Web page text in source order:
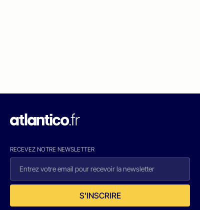
RECEVEZ NOTRE NEWSLETTER
S'INSCRIRE